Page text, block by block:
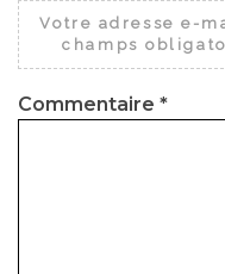
Votre adresse e-
champs
Commentaire *